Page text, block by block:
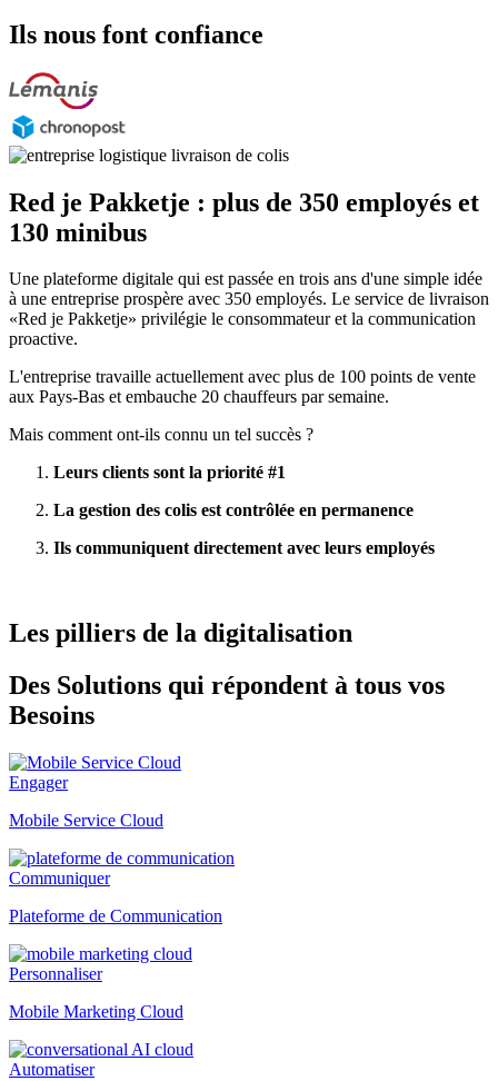
Ils nous font confiance
Red je Pakketje : plus de 350 employés et
130 minibus
Une plateforme digitale qui est passée en trois ans d'une simple idée
à une entreprise prospère avec 350 employés. Le service de livraison
«Red je Pakketje» privilégie le consommateur et la communication
proactive.
L'entreprise travaille actuellement avec plus de 100 points de vente
aux Pays-Bas et embauche 20 chauffeurs par semaine.
Mais comment ont-ils connu un tel succès ?
Leurs clients sont la priorité #1
La gestion des colis est contrôlée en permanence
Ils communiquent directement avec leurs employés
Les pilliers de la digitalisation
Des Solutions qui répondent à tous vos
Besoins
Engager
Mobile Service Cloud
Communiquer
Plateforme de Communication
Personnaliser
Mobile Marketing Cloud
Automatiser